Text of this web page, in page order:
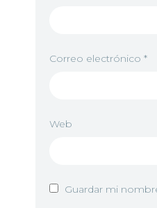
Correo electrónico *
Web
Guardar mi